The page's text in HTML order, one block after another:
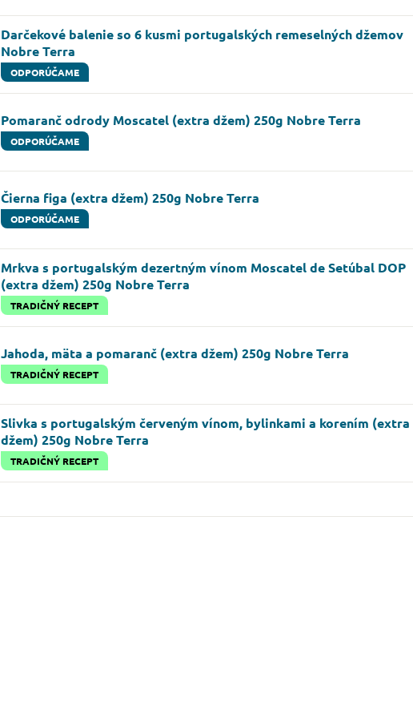
Darčekové balenie so 6 kusmi portugalských remeselných džemov
Nobre Terra
ODPORÚČAME
Pomaranč odrody Moscatel (extra džem) 250g Nobre Terra
ODPORÚČAME
Čierna figa (extra džem) 250g Nobre Terra
ODPORÚČAME
Mrkva s portugalským dezertným vínom Moscatel de Setúbal DOP
(extra džem) 250g Nobre Terra
TRADIČNÝ RECEPT
Jahoda, mäta a pomaranč (extra džem) 250g Nobre Terra
TRADIČNÝ RECEPT
Slivka s portugalským červeným vínom, bylinkami a korením (extra
džem) 250g Nobre Terra
TRADIČNÝ RECEPT